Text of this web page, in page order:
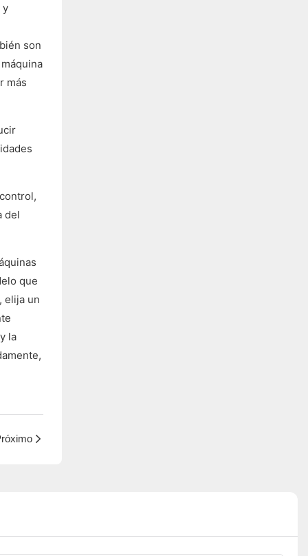
y
son
más
del
que
elija un
la